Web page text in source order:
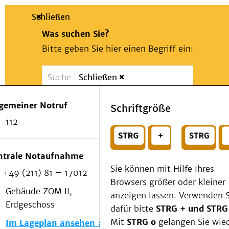
Suche
Schließen
Was suchen Sie?
Bitte geben Sie hier einen Begriff ein:
Suchen
Wählen Sie ein Thema für Ihren
Notfall
Schließen
Notruf
112
Notaufnahme
+49 (211) 81 – 17012
Gebäude ZOM II,
Erdgeschoss
Im Lageplan ansehen
Schriftgröße
Sie können mit Hilfe Ihres
Browsers größer oder kleiner
anzeigen lassen. Verwenden
dafür bitte STRG + und
Mit STRG o gelangen Sie
Patienten & Besucher
Als Patient am UKD
Beratung und Unterstützung
Veranstaltungen
Kommunikation im Medizinwesen (KIM)
Notfall
Forschung & Lehre
Medizinische Fakultät